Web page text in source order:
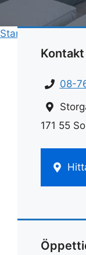
Start
Kontakt
08-
171 55